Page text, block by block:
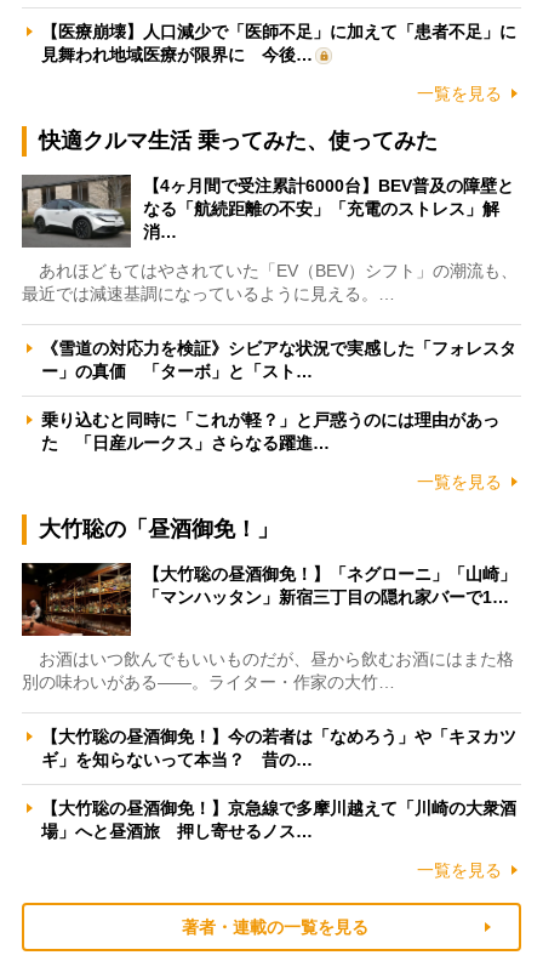
【医療崩壊】人口減少で「医師不足」に加えて「患者不足」に
見舞われ地域医療が限界に 今後…
一覧を見る
快適クルマ生活 乗ってみた、使ってみた
【4ヶ月間で受注累計6000台】BEV普及の障壁と
なる「航続距離の不安」「充電のストレス」解
消…
あれほどもてはやされていた「EV（BEV）シフト」の潮流も、
最近では減速基調になっているように見える。…
《雪道の対応力を検証》シビアな状況で実感した「フォレスタ
ー」の真価 「ターボ」と「スト…
乗り込むと同時に「これが軽？」と戸惑うのには理由があっ
た 「日産ルークス」さらなる躍進…
一覧を見る
大竹聡の「昼酒御免！」
【大竹聡の昼酒御免！】「ネグローニ」「山崎」
「マンハッタン」新宿三丁目の隠れ家バーで1…
お酒はいつ飲んでもいいものだが、昼から飲むお酒にはまた格
別の味わいがある――。ライター・作家の大竹…
【大竹聡の昼酒御免！】今の若者は「なめろう」や「キヌカツ
ギ」を知らないって本当？ 昔の…
【大竹聡の昼酒御免！】京急線で多摩川越えて「川崎の大衆酒
場」へと昼酒旅 押し寄せるノス…
一覧を見る
著者・連載の一覧を見る